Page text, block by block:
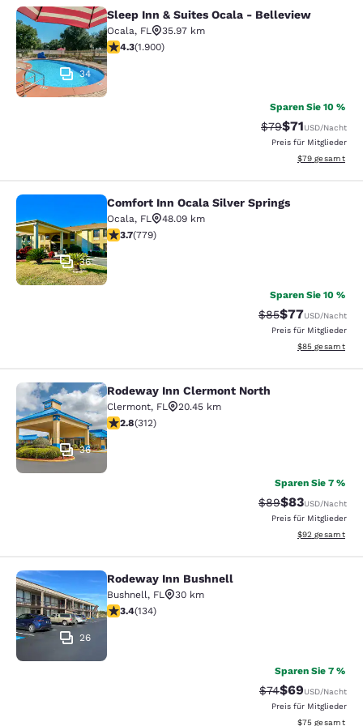
Sleep Inn & Suites Ocala -
34
Sleep Inn & Suites Ocala - Belleview
Ocala, FL
35.97 km
4.3-Sterne-Bewertung. Hervorragend. 1900
4.3(1.900)
Sparen Sie 10 %
$79Vergünstigter
$71USD/Nacht
Preis für Mitglieder
Geschätzte
$79 gesamt
Comfort Inn Ocala Silver Springs
36
Comfort Inn Ocala Silver Springs
Ocala, FL
48.09 km
3.73-Sterne-Bewertung. Gut. 779 Bewertungen
3.7(779)
Sparen Sie 10 %
$85Vergünstigter
$77USD/Nacht
Preis für Mitglieder
Geschätzte
$85 gesamt
Rodeway Inn Clermont North
36
Rodeway Inn Clermont North
Clermont, FL
20.45 km
2.76-Sterne-Bewertung. Mittelmäßig. 312 Bewertungen
2.8(312)
Sparen Sie 7 %
$89Vergünstigter
$83USD/Nacht
Preis für Mitglieder
Geschätzte
$92 gesamt
Rodeway Inn Bushnell
26
Rodeway Inn Bushnell
Bushnell, FL
30 km
3.37-Sterne-Bewertung. Gut. 134 Bewertungen
3.4(134)
Sparen Sie 7 %
$74Vergünstigter
$69USD/Nacht
Preis für Mitglieder
Geschätzte
$75 gesamt